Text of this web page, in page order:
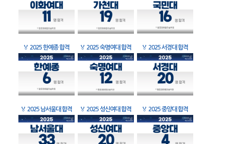
🏅 2025 한예종 합격 🏅 2025 숙명여대 합격 🏅 2025 서경대 합격
🏅 2025 남서울대 합격 🏅 2025 성신여대 합격 🏅 2025 중앙대 합격